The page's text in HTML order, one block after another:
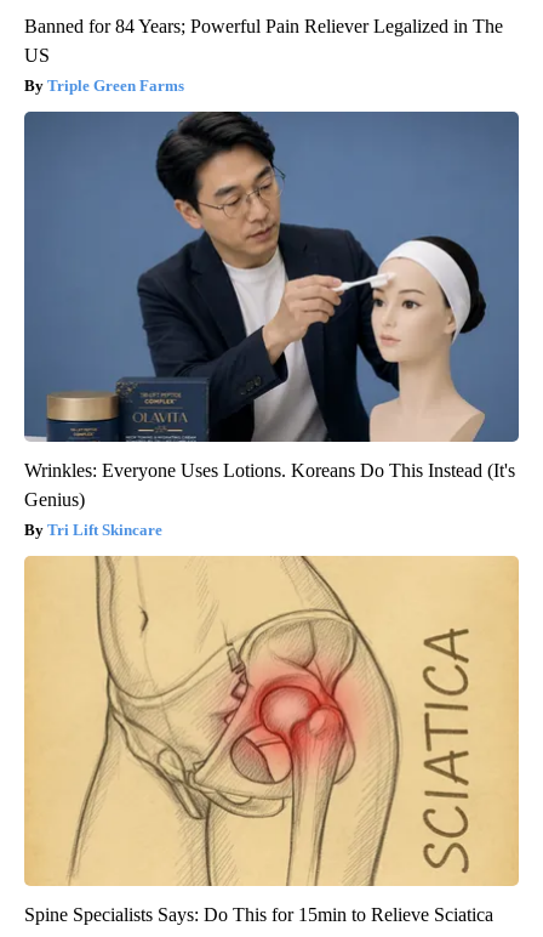
Banned for 84 Years; Powerful Pain Reliever Legalized in The
US
Triple Green Farms
Wrinkles: Everyone Uses Lotions. Koreans Do This Instead (It's
Genius)
Tri Lift Skincare
Spine Specialists Says: Do This for 15min to Relieve Sciatica